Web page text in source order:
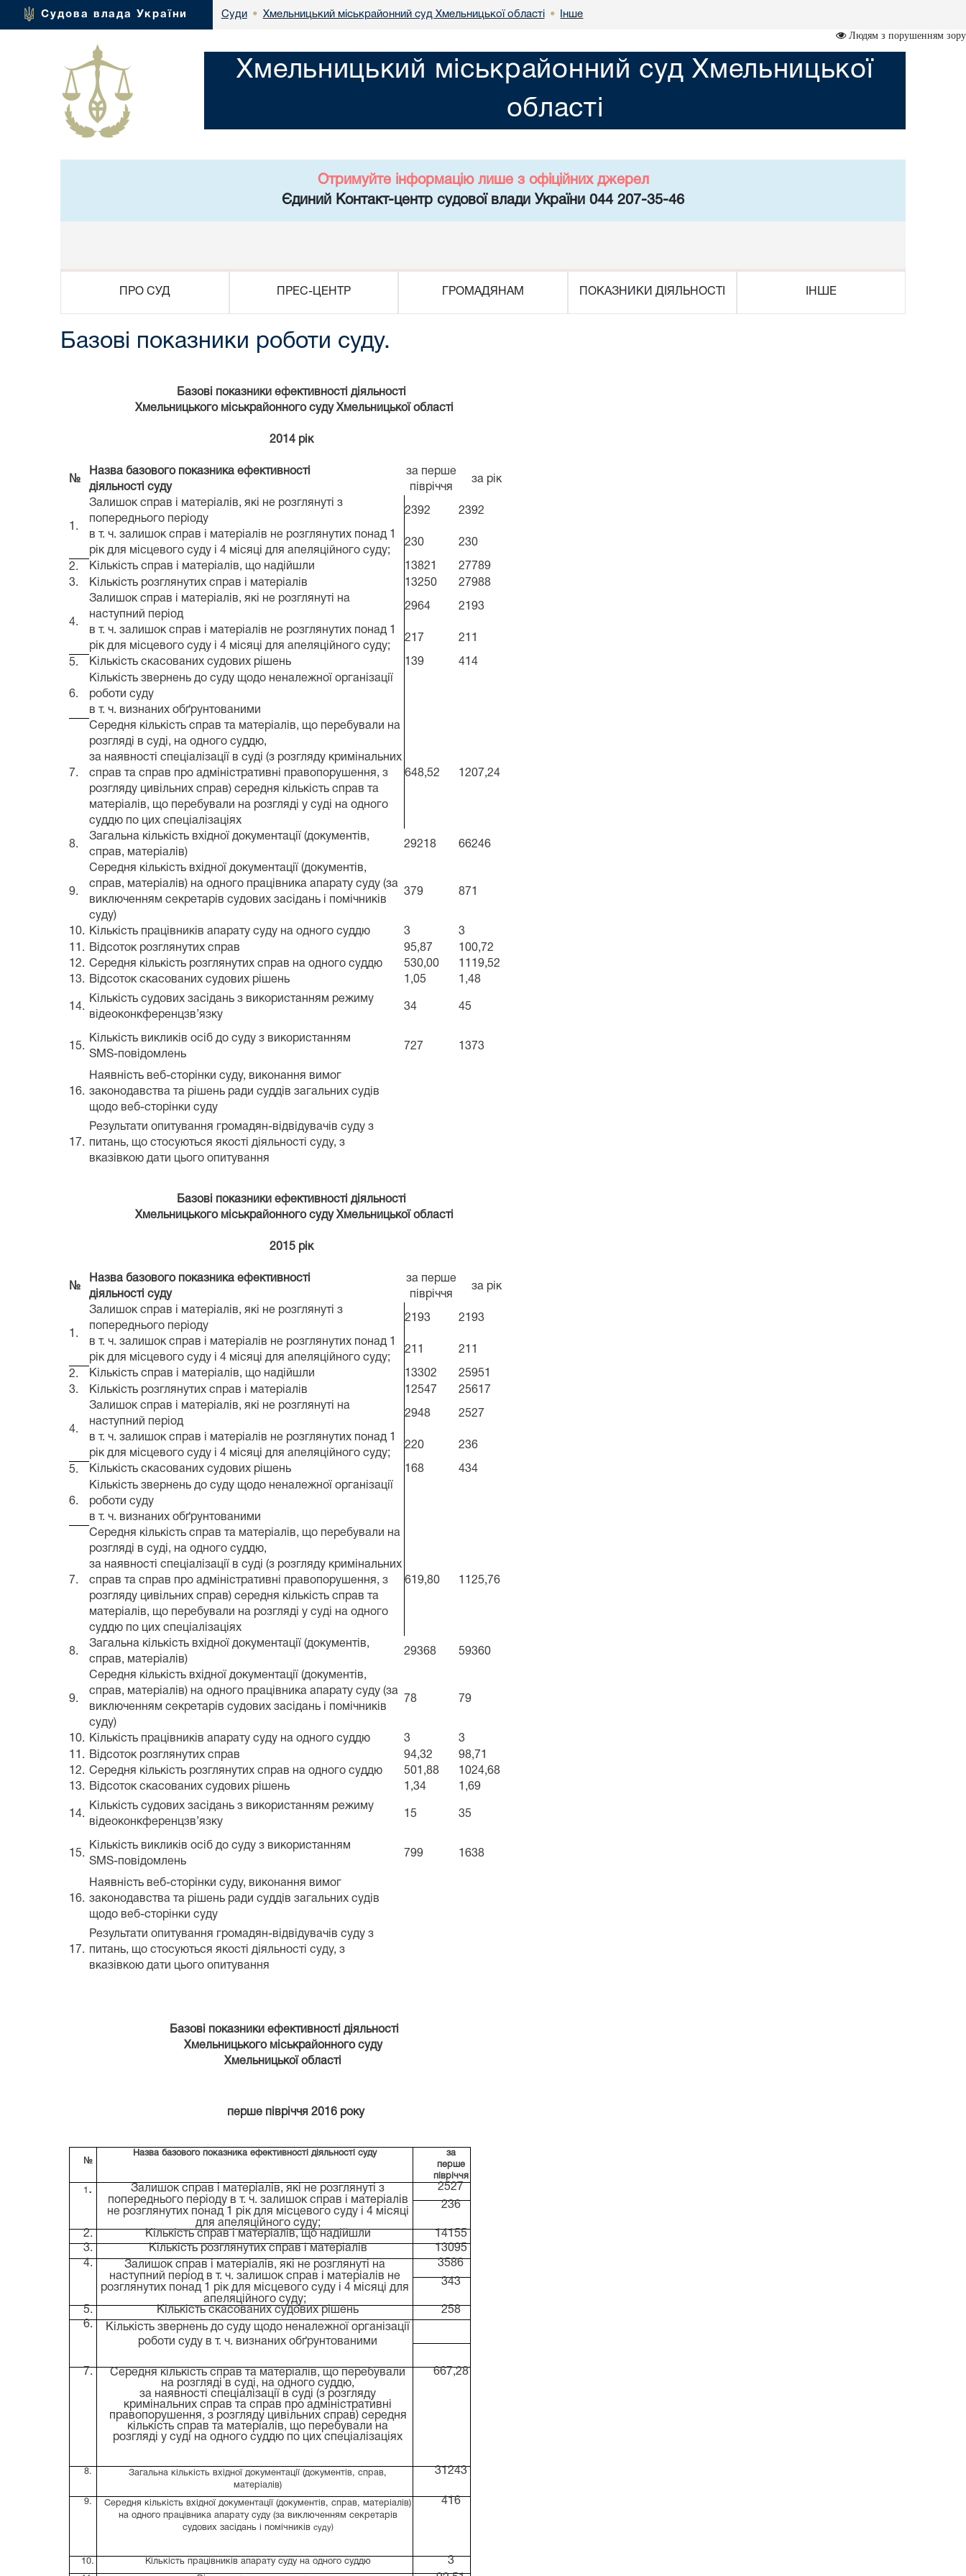
Судова влада України Суди • Хмельницький міськрайонний суд Хмельницької області • Інше
Людям з порушенням зору
Хмельницький міськрайонний суд Хмельницької
області
Отримуйте інформацію лише з офіційних джерел
Єдиний Контакт-центр судової влади України 044 207-35-46
ПРО СУД ПРЕС-ЦЕНТР ГРОМАДЯНАМ ПОКАЗНИКИ ДІЯЛЬНОСТІ ІНШЕ
Базові показники роботи суду.
Базові показники ефективності діяльності
Хмельницького міськрайонного суду Хмельницької області
2014 рік
№
Назва базового показника ефективності
діяльності суду
за перше
півріччя
за рік
1.
Залишок справ і матеріалів, які не розглянуті з
попереднього періоду
2392 2392
в т. ч. залишок справ і матеріалів не розглянутих понад 1
рік для місцевого суду і 4 місяці для апеляційного суду;
230 230
2. Кількість справ і матеріалів, що надійшли 13821
27789
3.
Кількість розглянутих справ і матеріалів 13250 27988
4.
Залишок справ і матеріалів, які не розглянуті на
наступний період
2964 2193
в т. ч. залишок справ і матеріалів не розглянутих понад 1
рік для місцевого суду і 4 місяці для апеляційного суду;
217 211
5. Кількість скасованих судових рішень 139 414
6.
Кількість звернень до суду щодо неналежної організації
роботи суду
в т. ч. визнаних обґрунтованими
7.
Середня кількість справ та матеріалів, що перебували на
розгляді в суді, на одного суддю,
за наявності спеціалізації в суді (з розгляду кримінальних
справ та справ про адміністративні правопорушення, з
розгляду цивільних справ) середня кількість справ та
матеріалів, що перебували на розгляді у суді на одного
суддю по цих спеціалізаціях
648,52 1207,24
8.
Загальна кількість вхідної документації (документів,
справ, матеріалів)
29218 66246
9.
Середня кількість вхідної документації (документів,
справ, матеріалів) на одного працівника апарату суду (за
виключенням секретарів судових засідань і помічників
суду)
379 871
10. Кількість працівників апарату суду на одного суддю 3
3
11.
Відсоток розглянутих справ 95,87
100,72
12. Середня кількість розглянутих справ на одного суддю 530,00
1119,52
13.
Відсоток скасованих судових рішень 1,05 1,48
14.
Кількість судових засідань з використанням режиму
відеоконкференцзв’язку
34 45
15.
Кількість викликів осіб до суду з використанням
SMS-повідомлень
727 1373
16.
Наявність веб-сторінки суду, виконання вимог
законодавства та рішень ради суддів загальних судів
щодо веб-сторінки суду
17.
Результати опитування громадян-відвідувачів суду з
питань, що стосуються якості діяльності суду, з
вказівкою дати цього опитування
Базові показники ефективності діяльності
Хмельницького міськрайонного суду Хмельницької області
2015 рік
№
Назва базового показника ефективності
діяльності суду
за перше
півріччя
за рік
1.
Залишок справ і матеріалів, які не розглянуті з
попереднього періоду
2193 2193
в т. ч. залишок справ і матеріалів не розглянутих понад 1
рік для місцевого суду і 4 місяці для апеляційного суду;
211 211
2. Кількість справ і матеріалів, що надійшли 13302
25951
3.
Кількість розглянутих справ і матеріалів 12547 25617
4.
Залишок справ і матеріалів, які не розглянуті на
наступний період
2948 2527
в т. ч. залишок справ і матеріалів не розглянутих понад 1
рік для місцевого суду і 4 місяці для апеляційного суду;
220 236
5. Кількість скасованих судових рішень 168 434
6.
Кількість звернень до суду щодо неналежної організації
роботи суду
в т. ч. визнаних обґрунтованими
7.
Середня кількість справ та матеріалів, що перебували на
розгляді в суді, на одного суддю,
за наявності спеціалізації в суді (з розгляду кримінальних
справ та справ про адміністративні правопорушення, з
розгляду цивільних справ) середня кількість справ та
матеріалів, що перебували на розгляді у суді на одного
суддю по цих спеціалізаціях
619,80 1125,76
8.
Загальна кількість вхідної документації (документів,
справ, матеріалів)
29368 59360
9.
Середня кількість вхідної документації (документів,
справ, матеріалів) на одного працівника апарату суду (за
виключенням секретарів судових засідань і помічників
суду)
78 79
10. Кількість працівників апарату суду на одного суддю 3
3
11.
Відсоток розглянутих справ 94,32
98,71
12. Середня кількість розглянутих справ на одного суддю 501,88
1024,68
13.
Відсоток скасованих судових рішень 1,34 1,69
14.
Кількість судових засідань з використанням режиму
відеоконкференцзв’язку
15 35
15.
Кількість викликів осіб до суду з використанням
SMS-повідомлень
799 1638
16.
Наявність веб-сторінки суду, виконання вимог
законодавства та рішень ради суддів загальних судів
щодо веб-сторінки суду
17.
Результати опитування громадян-відвідувачів суду з
питань, що стосуються якості діяльності суду, з
вказівкою дати цього опитування
Базові показники ефективності діяльності
Хмельницького міськрайонного суду
Хмельницької області
перше півріччя 2016 року
№
Назва базового показника ефективності діяльності суду
за
перше
півріччя
1 .
Залишок справ і матеріалів, які не розглянуті з
попереднього періоду в т. ч. залишок справ і матеріалів
не розглянутих понад 1 рік для місцевого суду і 4 місяці
для апеляційного суду;
2527
236
2. Кількість справ і матеріалів, що надійшли
14155
3.
Кількість розглянутих справ і матеріалів
13095
4.
Залишок справ і матеріалів, які не розглянуті на
наступний період в т. ч. залишок справ і матеріалів не
розглянутих понад 1 рік для місцевого суду і 4 місяці для
апеляційного суду;
3586
343
5. Кількість скасованих судових рішень
258
6.
Кількість звернень до суду щодо неналежної організації
роботи суду в т. ч. визнаних обґрунтованими
7.
Середня кількість справ та матеріалів, що перебували
на розгляді в суді, на одного суддю,
за наявності спеціалізації в суді (з розгляду
кримінальних справ та справ про адміністративні
правопорушення, з розгляду цивільних справ) середня
кількість справ та матеріалів, що перебували на
розгляді у суді на одного суддю по цих спеціалізаціях
667,28
8.
Загальна кількість вхідної документації (документів, справ,
матеріалів)
31243
9.
Середня кількість вхідної документації (документів, справ, матеріалів)
на одного працівника апарату суду (за виключенням секретарів
судових засідань і помічників суду)
416
10. Кількість працівників апарату суду на одного суддю 3